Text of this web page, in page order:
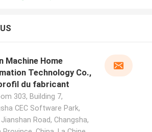
Machine Home
Technology Co.,
du fabricant
303, Building 7,
CEC Software Park,
Jianshan Road, Changsha,